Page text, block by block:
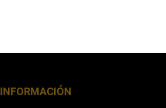
INFORMACIÓN